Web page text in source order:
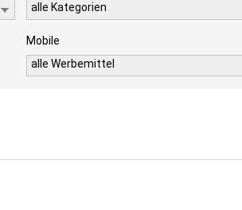
alle Kategorien
Mobile
alle Werbemittel